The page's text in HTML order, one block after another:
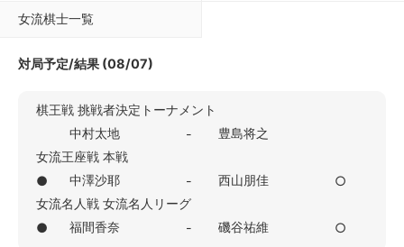
女流棋士一覧
対局予定/結果 (08/07)
棋王戦 挑戦者決定トーナメント
中村太地
-
豊島将之
女流王座戦 本戦
●
中澤沙耶 - 西山朋佳
○
女流名人戦 女流名人リーグ
●
福間香奈 - 磯谷祐維 ○